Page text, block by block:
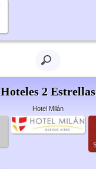
Hoteles 2 Estrellas
Hotel Milán